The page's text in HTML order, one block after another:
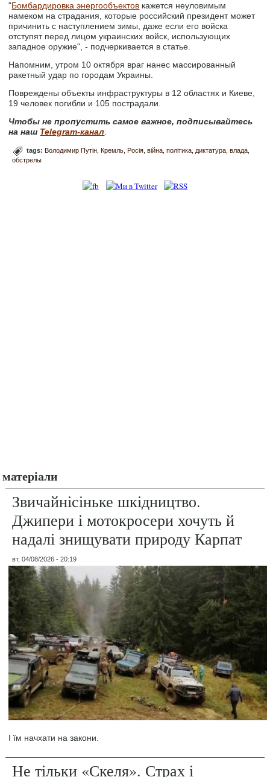
"Бомбардировка энергообъектов кажется неуловимым
намеком на страдания, которые российский президент может
причинить с наступлением зимы, даже если его войска
отступят перед лицом украинских войск, использующих
западное оружие", - подчеркивается в статье.
Напомним, утром 10 октября враг нанес массированный
ракетный удар по городам Украины.
Повреждены объекты инфраструктуры в 12 областях и Киеве,
19 человек погибли и 105 пострадали.
Чтобы не пропустить самое важное, подписывайтесь
на наш Telegram-канал
tags:Володимир Путін Кремль Росія війна політика диктатура влада
обстрелы
матеріали
Звичайнісіньке шкідництво.
Джипери і мотокросери хочуть й
надалі знищувати природу Карпат
вт, 04/08/2026 - 20:19
І їм начхати на закони.
Не тільки «Скеля». Страх і